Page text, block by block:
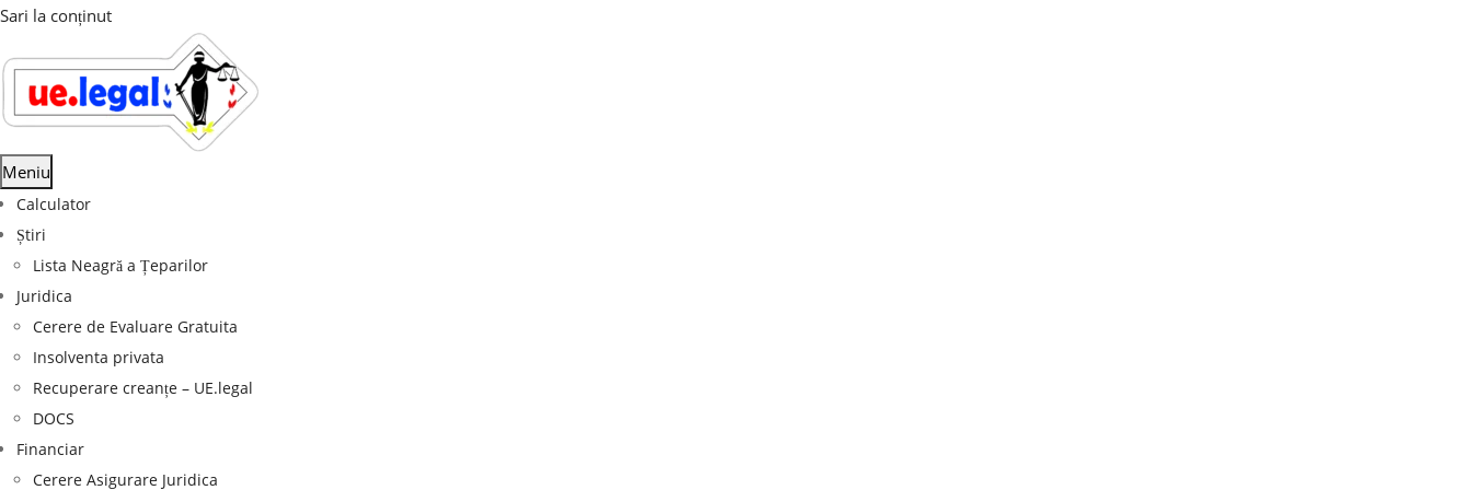
Sari la conținut
Meniu
Calculator
Știri
Lista Neagră a Țeparilor
Juridica
Cerere de Evaluare Gratuita
Insolventa privata
Recuperare creanțe – UE.legal
DOCS
Financiar
Cerere Asigurare Juridica